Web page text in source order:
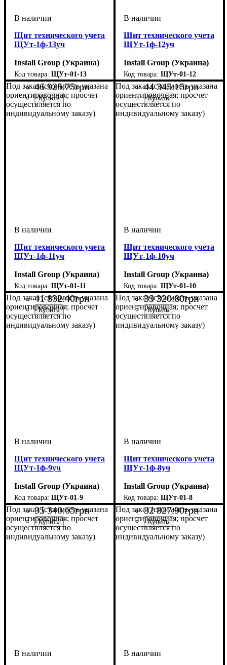
Щит технического учета
ЩУт-1ф-13уч
Install Group (Украина)
ЩУт-01-13
46 925.75грн
Щит технического учета
ЩУт-1ф-12уч
Install Group (Украина)
ЩУт-01-12
44 345.15грн
Под заказ (стоимость указана
ориентировочная; просчет
осуществляется по
индивидуальному заказу)
Щит технического учета
ЩУт-1ф-11уч
Install Group (Украина)
ЩУт-01-11
41 832.40грн
Под заказ (стоимость указана
ориентировочная; просчет
осуществляется по
индивидуальному заказу)
Щит технического учета
ЩУт-1ф-10уч
Install Group (Украина)
ЩУт-01-10
39 320.80грн
Под заказ (стоимость указана
ориентировочная; просчет
осуществляется по
индивидуальному заказу)
Щит технического учета
ЩУт-1ф-9уч
Install Group (Украина)
ЩУт-01-9
35 340.65грн
Под заказ (стоимость указана
ориентировочная; просчет
осуществляется по
индивидуальному заказу)
Щит технического учета
ЩУт-1ф-8уч
Install Group (Украина)
ЩУт-01-8
32 827.90грн
Под заказ (стоимость указана
ориентировочная; просчет
осуществляется по
индивидуальному заказу)
Под заказ (стоимость указана
ориентировочная; просчет
осуществляется по
индивидуальному заказу)